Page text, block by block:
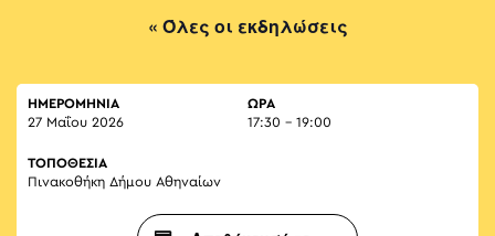
« Όλες οι εκδηλώσεις
ΗΜΕΡΟΜΗΝΙΑ
27 Μαΐου 2026
ΏΡΑ
17:30 - 19:00
ΤΟΠΟΘΕΣΙΑ
Πινακοθήκη Δήμου Αθηναίων